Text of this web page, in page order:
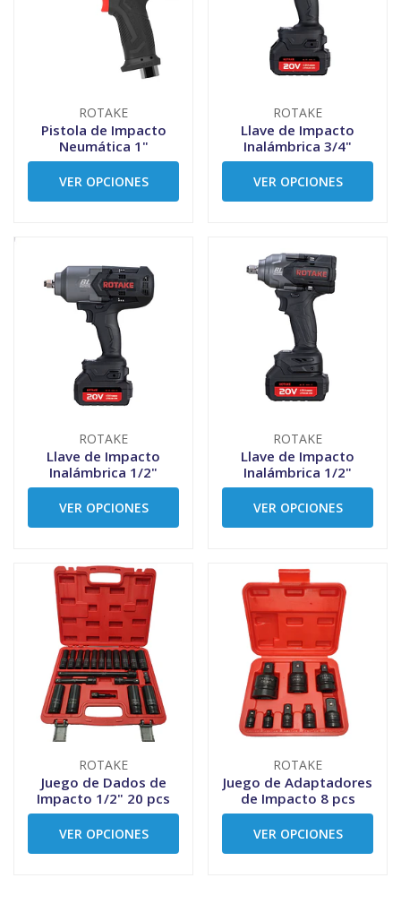
ROTAKE
Pistola de Impacto
Neumática 1"
VER OPCIONES
ROTAKE
Llave de Impacto
Inalámbrica 3/4"
VER OPCIONES
ROTAKE
Llave de Impacto
Inalámbrica 1/2"
VER OPCIONES
ROTAKE
Llave de Impacto
Inalámbrica 1/2"
VER OPCIONES
ROTAKE
Juego de Dados de
Impacto 1/2" 20 pcs
VER OPCIONES
ROTAKE
Juego de Adaptadores
de Impacto 8 pcs
VER OPCIONES